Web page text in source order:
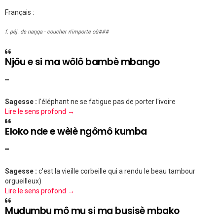
Français :
f. péj. de naŋqa - coucher n'importe où###
Njôu e si ma wôlô bambè mbango
""
Sagesse : l'éléphant ne se fatigue pas de porter l'ivoire
Lire le sens profond →
Eloko nde e wèlè ngômô kumba
""
Sagesse : c'est la vieille corbeille qui a rendu le beau tambour
orgueilleux)
Lire le sens profond →
Mudumbu mô mu si ma busisè mbako